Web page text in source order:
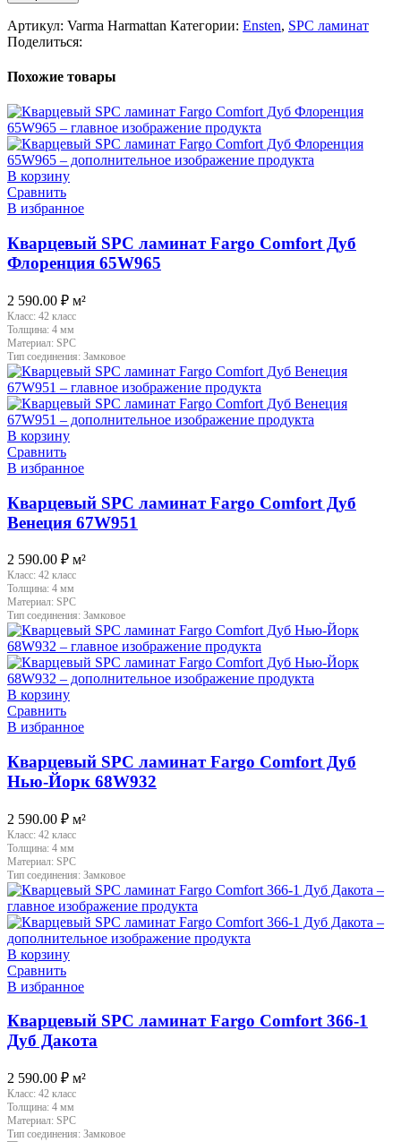
Артикул: Varma Harmattan Категории: Ensten, SPC ламинат
Поделиться:
Похожие товары
В корзину
Сравнить
В избранное
Кварцевый SPC ламинат Fargo Comfort Дуб
Флоренция 65W965
2 590.00 ₽ м²
Класс: 42 класс
Толщина: 4 мм
Материал: SPC
Тип соединения: Замковое
В корзину
Сравнить
В избранное
Кварцевый SPC ламинат Fargo Comfort Дуб
Венеция 67W951
2 590.00 ₽ м²
Класс: 42 класс
Толщина: 4 мм
Материал: SPC
Тип соединения: Замковое
В корзину
Сравнить
В избранное
Кварцевый SPC ламинат Fargo Comfort Дуб
Нью-Йорк 68W932
2 590.00 ₽ м²
Класс: 42 класс
Толщина: 4 мм
Материал: SPC
Тип соединения: Замковое
В корзину
Сравнить
В избранное
Кварцевый SPC ламинат Fargo Comfort 366-1
Дуб Дакота
2 590.00 ₽ м²
Класс: 42 класс
Толщина: 4 мм
Материал: SPC
Тип соединения: Замковое